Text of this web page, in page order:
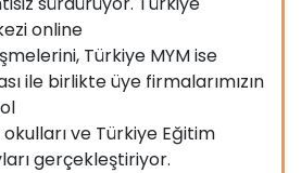
online
Türkiye MYM ise
ile birlikte üye firmalarımızın
ve Türkiye Eğitim
gerçekleştiriyor.